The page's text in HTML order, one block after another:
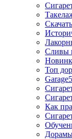
Сливы
Топ
Как
Дорамы